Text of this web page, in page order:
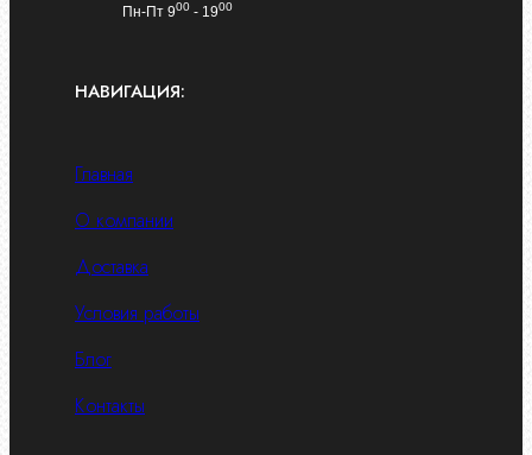
Пн-Пт 900 - 1900
НАВИГАЦИЯ:
Главная
О компании
Доставка
Условия работы
Блог
Контакты